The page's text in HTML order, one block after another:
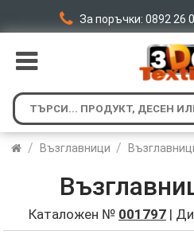
За поръчки: 0892 26
/ Възглавници /
Каталожен № 001797 |